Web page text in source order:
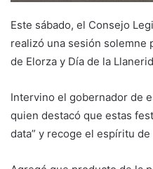
Este sábado, el Consejo
realizó una sesión solemne
de Elorza y Día de la
Intervino el gobernador de
quien destacó que estas
data” y recoge el espíritu